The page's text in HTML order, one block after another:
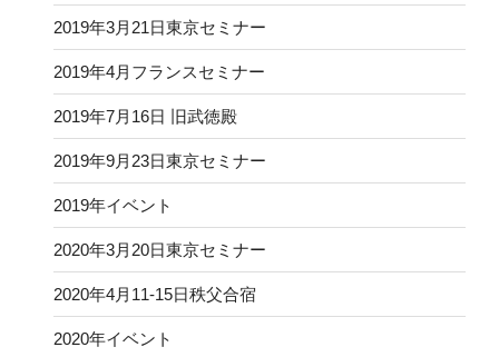
2019年3月21日東京セミナー
2019年4月フランスセミナー
2019年7月16日 旧武徳殿
2019年9月23日東京セミナー
2019年イベント
2020年3月20日東京セミナー
2020年4月11-15日秩父合宿
2020年イベント